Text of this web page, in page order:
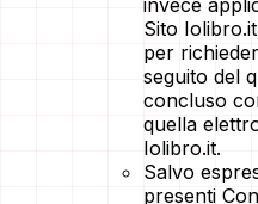
Sito
per
seguito del
concluso
quella
Iolibro.it.
Salvo
presenti